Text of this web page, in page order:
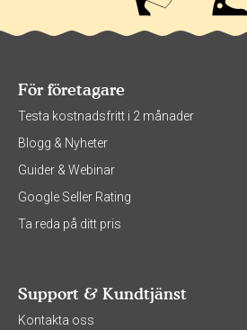
För företagare
Testa kostnadsfritt i 2 månader
Blogg & Nyheter
Guider & Webinar
Google Seller Rating
Ta reda på ditt pris
Support & Kundtjänst
Kontakta oss